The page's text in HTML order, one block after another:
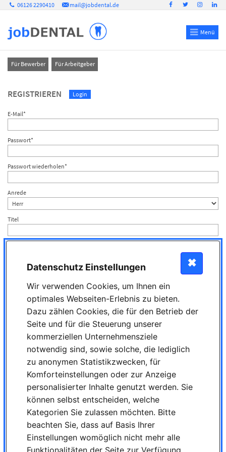
06126 2290410 mail@jobdental.de
Menü
Für Bewerber Für Arbeitgeber
REGISTRIEREN Login
E-Mail*
Passwort*
Passwort wiederholen*
Anrede
Titel
Nachname*
Telefon*
Beruf* (bitte keine Abkürzungen verwenden)
Straße/ Nr.*
Datenschutz Einstellungen
Wir verwenden Cookies, um Ihnen ein
optimales Webseiten-Erlebnis zu bieten.
Dazu zählen Cookies, die für den Betrieb der
Seite und für die Steuerung unserer
kommerziellen Unternehmensziele
notwendig sind, sowie solche, die lediglich
zu anonymen Statistikzwecken, für
Komforteinstellungen oder zur Anzeige
personalisierter Inhalte genutzt werden. Sie
können selbst entscheiden, welche
Kategorien Sie zulassen möchten. Bitte
beachten Sie, dass auf Basis Ihrer
Einstellungen womöglich nicht mehr alle
Funktionalitäten der Seite zur Verfügung
✖